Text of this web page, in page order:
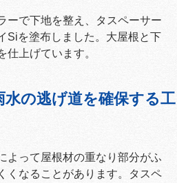
ーで下地を整え、タスペーサー
Siを塗布しました。大屋根と下
仕上げています。
の逃げ道を確保する工
よって屋根材の重なり部分がふ
くなることがあります。タスペ